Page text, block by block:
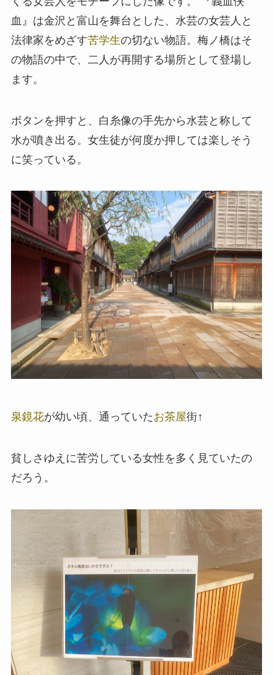
血』は金沢と富山を舞台とした、水芸の女芸人と
法律家をめざす苦学生の切ない物語。梅ノ橋はそ
の物語の中で、二人が再開する場所として登場し
ます。
ボタンを押すと、白糸像の手先から水芸と称して
水が噴き出る。女生徒が何度か押しては楽しそう
に笑っている。
泉鏡花が幼い頃、通っていたお茶屋街↑
貧しさゆえに苦労している女性を多く見ていたの
だろう。